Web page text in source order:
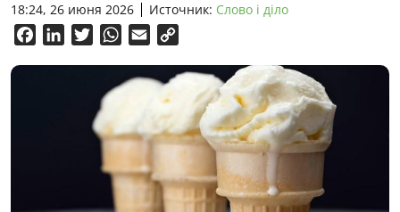
18:24, 26 июня 2026 Источник: Слово і діло
FacebookLinkedInTwitterWhatsApp
Email